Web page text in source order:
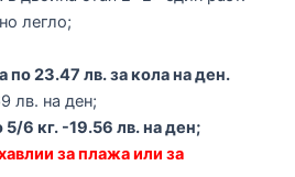
легло;
по 23.47 лв. за кола на ден.
лв. на ден;
6 кг. -19.56 лв. на ден;
за плажа или за